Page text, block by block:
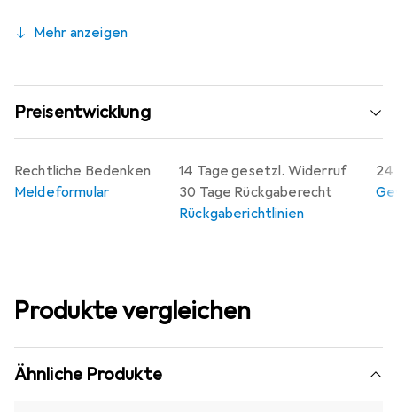
Mehr anzeigen
Preisentwicklung
14 Tage gesetzl. Widerruf
30 Tage Rückgaberecht
Rückgaberichtlinien
24
Rechtliche Bedenken
Meldeformular
Produkte vergleichen
Ähnliche Produkte